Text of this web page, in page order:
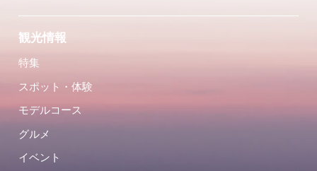
観光情報
特集
スポット・体験
モデルコース
グルメ
イベント